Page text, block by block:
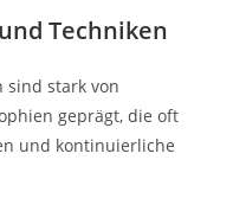
Techniken
sind stark von
geprägt, die oft
und kontinuierliche